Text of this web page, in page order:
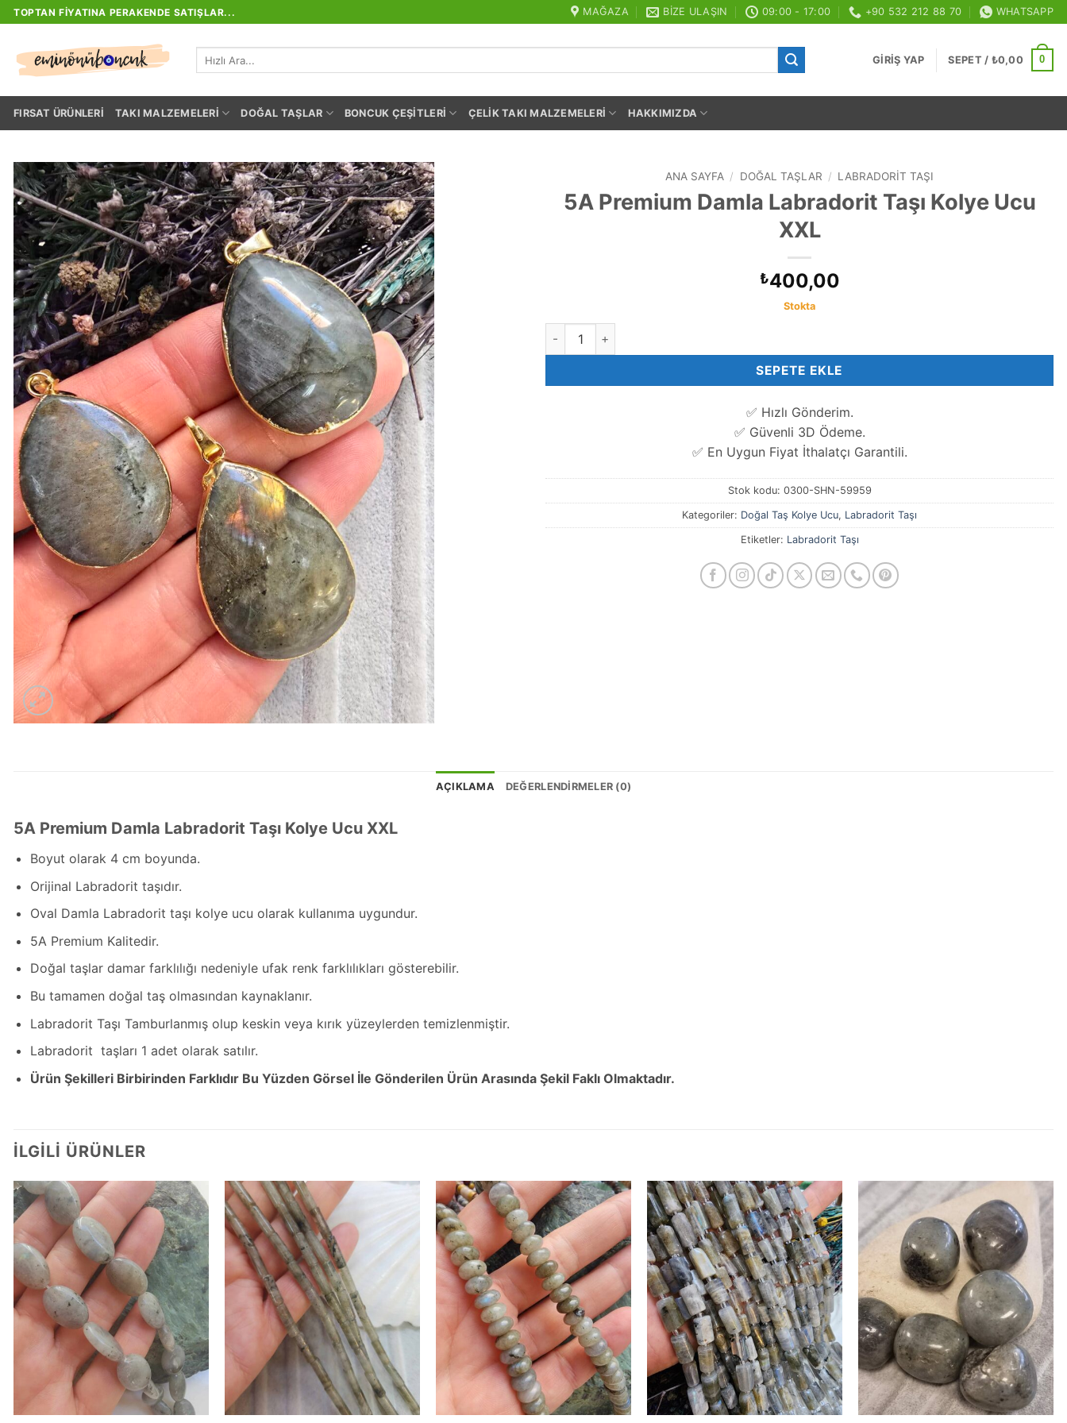
İçeriğe
atla
TOPTAN FIYATINA PERAKENDE SATIŞLAR... MAĞAZA BIZE ULAŞIN 09:00 - 17:00 +90 532 212 88 70 WHATSAPP
GIRIŞ YAP SEPET / ₺0,00 0
FIRSAT ÜRÜNLERI TAKI MALZEMELERI DOĞAL TAŞLAR BONCUK ÇEŞITLERI ÇELIK TAKI MALZEMELERI HAKKIMIZDA
ANA SAYFA / DOĞAL TAŞLAR / LABRADORIT TAŞI
5A Premium Damla Labradorit Taşı Kolye Ucu
XXL
₺400,00
Stokta
5A Premium Damla Labradorit Taşı Kolye Ucu XXL adet
SEPETE EKLE
✅ Hızlı Gönderim.
✅ Güvenli 3D Ödeme.
✅ En Uygun Fiyat İthalatçı Garantili.
Stok kodu: 0300-SHN-59959
Kategoriler: Doğal Taş Kolye Ucu, Labradorit Taşı
Etiketler: Labradorit Taşı
AÇIKLAMA DEĞERLENDIRMELER (0)
5A Premium Damla Labradorit Taşı Kolye Ucu XXL
Boyut olarak 4 cm boyunda.
Orijinal Labradorit taşıdır.
Oval Damla Labradorit taşı kolye ucu olarak kullanıma uygundur.
5A Premium Kalitedir.
Doğal taşlar damar farklılığı nedeniyle ufak renk farklılıkları gösterebilir.
Bu tamamen doğal taş olmasından kaynaklanır.
Labradorit Taşı Tamburlanmış olup keskin veya kırık yüzeylerden temizlenmiştir.
Labradorit taşları 1 adet olarak satılır.
Ürün Şekilleri Birbirinden Farklıdır Bu Yüzden Görsel İle Gönderilen Ürün Arasında Şekil Faklı Olmaktadır.
İLGILI ÜRÜNLER